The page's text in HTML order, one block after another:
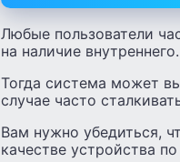
Любые пользователи
на наличие внутреннего.
Тогда система может
случае часто
Вам нужно убедиться,
качестве устройства